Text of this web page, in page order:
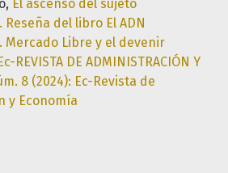
El ascenso del sujeto
del libro El ADN
Mercado Libre y el devenir
Ec-REVISTA DE ADMINISTRACIÓN Y
8 (2024): Ec-Revista de
y Economía